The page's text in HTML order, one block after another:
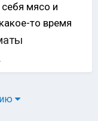
мясо и
то время